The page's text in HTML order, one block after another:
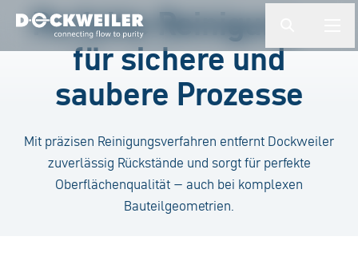
Landing page
Suchbegriff eingeben
Perfekte Reinigung –
für sichere und
saubere Prozesse
Mit präzisen Reinigungsverfahren entfernt Dockweiler
zuverlässig Rückstände und sorgt für perfekte
Oberflächenqualität – auch bei komplexen
Bauteilgeometrien.